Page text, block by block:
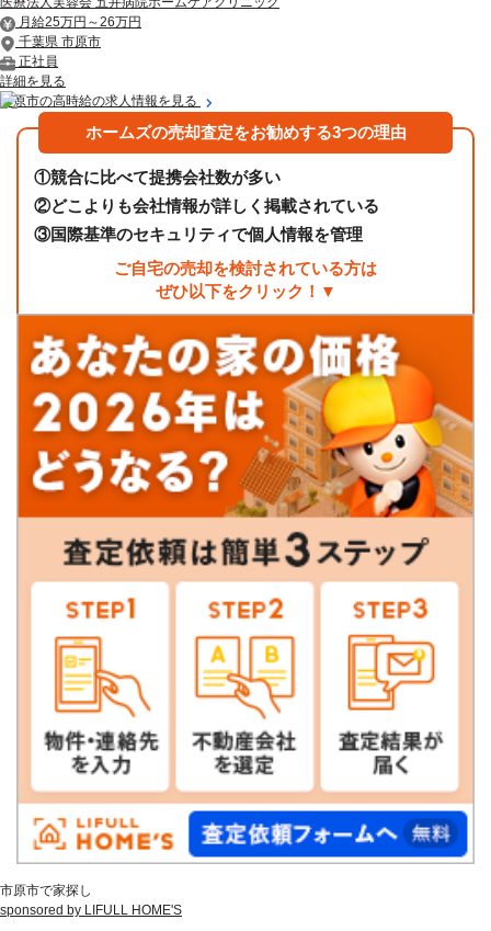
月給25万円～26万円
千葉県 市原市
正社員
詳細を見る
市原市の高時給の求人情報を見る
ホームズの売却査定をお勧めする3つの理由
①競合に比べて提携会社数が多い
②どこよりも会社情報が詳しく掲載されている
③国際基準のセキュリティで個人情報を管理
ご自宅の売却を検討されている方は
ぜひ以下をクリック！▼
市原市で家探し
sponsored by LIFULL HOME'S